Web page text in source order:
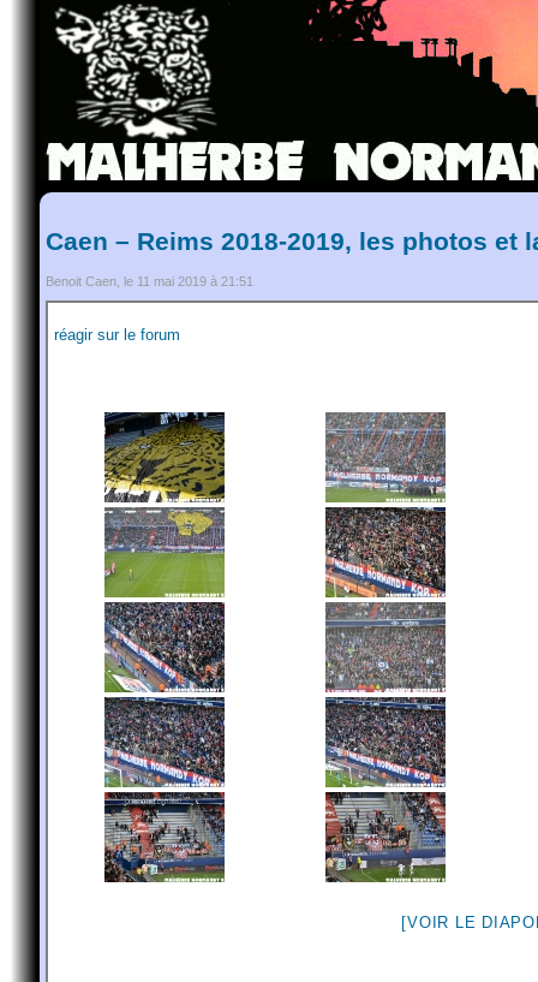
Caen – Reims 2018-2019, les photos et
Benoit Caen, le 11 mai 2019 à 21:51
réagir sur le forum
[VOIR LE